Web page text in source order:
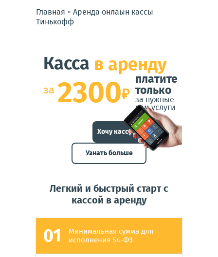
Главная » Аренда онлаын кассы
Тинькофф
Касса в аренду
за 2300₽
платите
только
за нужные
вам услуги
Хочу кассу в аренду!
Узнать больше
Легкий и быстрый старт с
кассой в аренду
01
Минимальная сумма для
исполнения 54-ФЗ